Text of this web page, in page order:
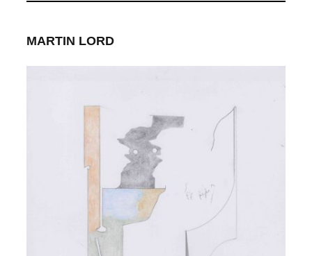
MARTIN LORD